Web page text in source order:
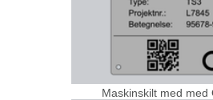
Maskinskilt med med